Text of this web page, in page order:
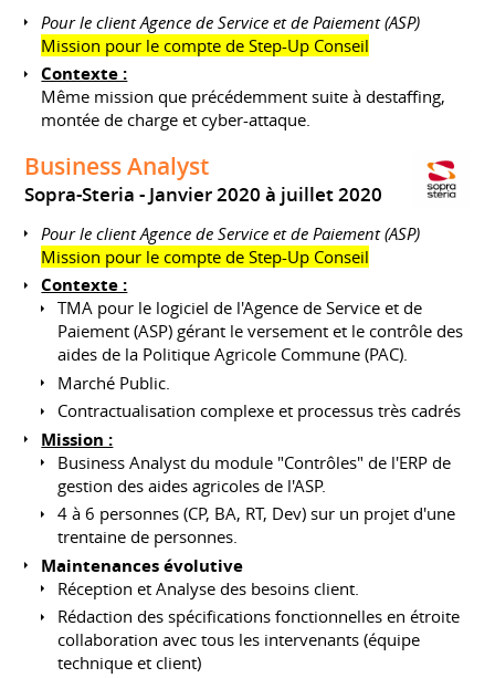
Pour le client Agence de Service et de Paiement (ASP)
Mission pour le compte de Step-Up Conseil
Contexte :
Même mission que précédemment suite à destaffing,
montée de charge et cyber-attaque.
Business Analyst
Sopra-Steria Janvier 2020 à juillet 2020
Pour le client Agence de Service et de Paiement (ASP)
Mission pour le compte de Step-Up Conseil
Contexte :
TMA pour le logiciel de l'Agence de Service et de
Paiement (ASP) gérant le versement et le contrôle des
aides de la Politique Agricole Commune (PAC).
Marché Public.
Contractualisation complexe et processus très cadrés
Mission :
Business Analyst du module "Contrôles" de l'ERP de
gestion des aides agricoles de l'ASP.
4 à 6 personnes (CP, BA, RT, Dev) sur un projet d'une
trentaine de personnes.
Maintenances évolutive
Réception et Analyse des besoins client.
Rédaction des spécifications fonctionnelles en étroite
collaboration avec tous les intervenants (équipe
technique et client)